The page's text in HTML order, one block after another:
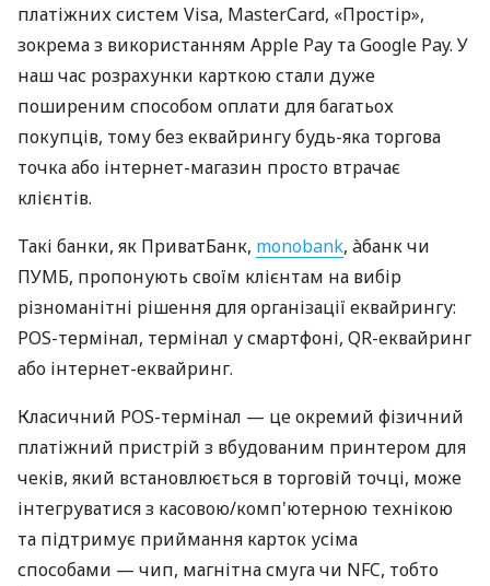
платіжних систем Visa, MasterCard, «Простір»,
зокрема з використанням Apple Pay та Google Pay. У
наш час розрахунки карткою стали дуже
поширеним способом оплати для багатьох
покупців, тому без еквайрингу будь-яка торгова
точка або інтернет-магазин просто втрачає
клієнтів.
Такі банки, як ПриватБанк, monobank, àбанк чи
ПУМБ, пропонують своїм клієнтам на вибір
різноманітні рішення для організації еквайрингу:
POS-термінал, термінал у смартфоні, QR-еквайринг
або інтернет-еквайринг.
Класичний POS-термінал — це окремий фізичний
платіжний пристрій з вбудованим принтером для
чеків, який встановлюється в торговій точці, може
інтегруватися з касовою/комп'ютерною технікою
та підтримує приймання карток усіма
способами — чип, магнітна смуга чи NFC, тобто